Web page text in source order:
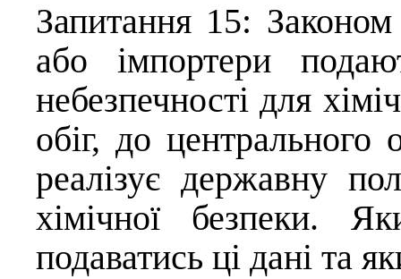
Запитання 15:
або імпортери
небезпечності для
обіг, до
реалізує державну
хімічної безпеки.
подаватись ці дані та